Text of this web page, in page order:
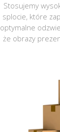
Stosujemy
splocie, które
optymalne
że obrazy